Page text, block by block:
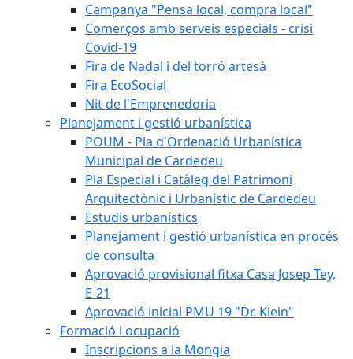
Campanya "Pensa local, compra local"
Comerços amb serveis especials - crisi
Covid-19
Fira de Nadal i del torró artesà
Fira EcoSocial
Nit de l'Emprenedoria
Planejament i gestió urbanística
POUM - Pla d'Ordenació Urbanística
Municipal de Cardedeu
Pla Especial i Catàleg del Patrimoni
Arquitectònic i Urbanístic de Cardedeu
Estudis urbanístics
Planejament i gestió urbanística en procés
de consulta
Aprovació provisional fitxa Casa Josep Tey,
E-21
Aprovació inicial PMU 19 "Dr. Klein"
Formació i ocupació
Inscripcions a la Mongia